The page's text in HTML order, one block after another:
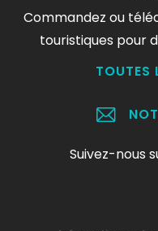
Commandez ou
touristiques pour
TOUTES
Suivez-nous